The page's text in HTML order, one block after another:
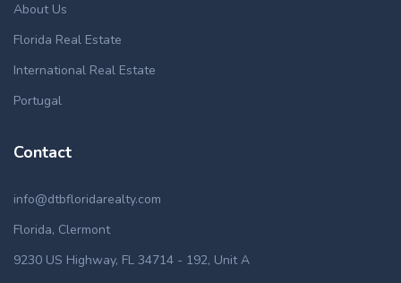
About Us
Florida Real Estate
International Real Estate
Portugal
Contact
info@dtbfloridarealty.com
Florida, Clermont
9230 US Highway, FL 34714 - 192, Unit A